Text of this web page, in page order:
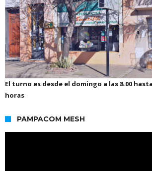
El turno es desde el domingo a las 8.00
horas
PAMPACOM MESH